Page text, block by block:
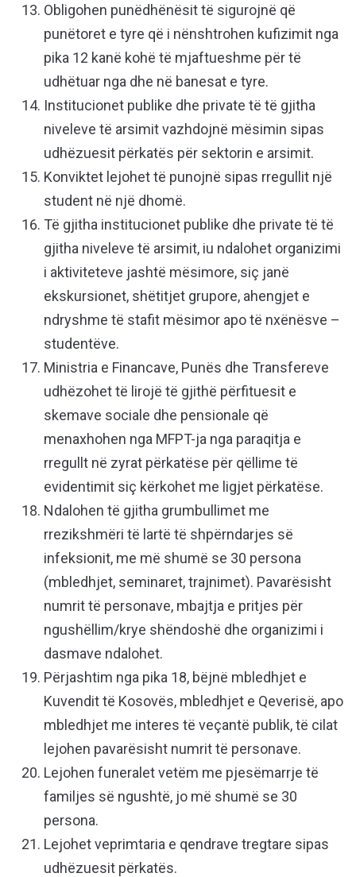
Obligohen punëdhënësit të sigurojnë që
punëtoret e tyre që i nënshtrohen kufizimit nga
pika 12 kanë kohë të mjaftueshme për të
udhëtuar nga dhe në banesat e tyre.
Institucionet publike dhe private të të gjitha
niveleve të arsimit vazhdojnë mësimin sipas
udhëzuesit përkatës për sektorin e arsimit.
Konviktet lejohet të punojnë sipas rregullit një
student në një dhomë.
Të gjitha institucionet publike dhe private të të
gjitha niveleve të arsimit, iu ndalohet organizimi
i aktiviteteve jashtë mësimore, siç janë
ekskursionet, shëtitjet grupore, ahengjet e
ndryshme të stafit mësimor apo të nxënësve –
studentëve.
Ministria e Financave, Punës dhe Transfereve
udhëzohet të lirojë të gjithë përfituesit e
skemave sociale dhe pensionale që
menaxhohen nga MFPT-ja nga paraqitja e
rregullt në zyrat përkatëse për qëllime të
evidentimit siç kërkohet me ligjet përkatëse.
Ndalohen të gjitha grumbullimet me
rrezikshmëri të lartë të shpërndarjes së
infeksionit, me më shumë se 30 persona
(mbledhjet, seminaret, trajnimet). Pavarësisht
numrit të personave, mbajtja e pritjes për
ngushëllim/krye shëndoshë dhe organizimi i
dasmave ndalohet.
Përjashtim nga pika 18, bëjnë mbledhjet e
Kuvendit të Kosovës, mbledhjet e Qeverisë, apo
mbledhjet me interes të veçantë publik, të cilat
lejohen pavarësisht numrit të personave.
Lejohen funeralet vetëm me pjesëmarrje të
familjes së ngushtë, jo më shumë se 30
persona.
Lejohet veprimtaria e qendrave tregtare sipas
udhëzuesit përkatës.